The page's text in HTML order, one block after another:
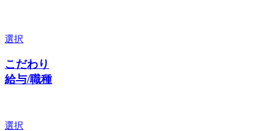
選択
こだわり
給与/職種
選択